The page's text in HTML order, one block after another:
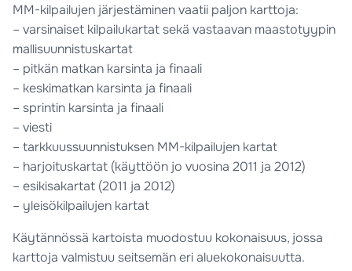
MM-kilpailujen järjestäminen vaatii paljon karttoja:
– varsinaiset kilpailukartat sekä vastaavan maastotyypin
mallisuunnistuskartat
– pitkän matkan karsinta ja finaali
– keskimatkan karsinta ja finaali
– sprintin karsinta ja finaali
– viesti
– tarkkuussuunnistuksen MM-kilpailujen kartat
– harjoituskartat (käyttöön jo vuosina 2011 ja 2012)
– esikisakartat (2011 ja 2012)
– yleisökilpailujen kartat
Käytännössä kartoista muodostuu kokonaisuus, jossa
karttoja valmistuu seitsemän eri aluekokonaisuutta.